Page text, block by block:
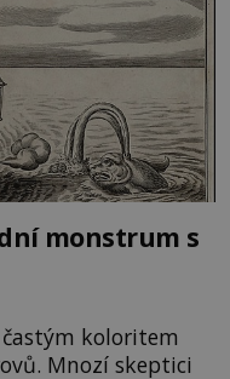
monstrum s
koloritem
Mnozí skeptici